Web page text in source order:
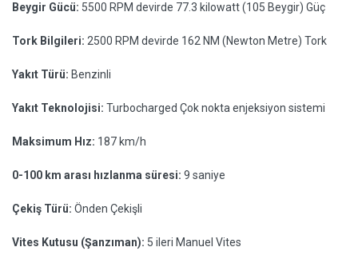
Beygir Gücü: 5500 RPM devirde 77.3 kilowatt (105 Beygir) Güç
Tork Bilgileri: 2500 RPM devirde 162 NM (Newton Metre) Tork
Yakıt Türü: Benzinli
Yakıt Teknolojisi: Turbocharged Çok nokta enjeksiyon sistemi
Maksimum Hız: 187 km/h
0-100 km arası hızlanma süresi: 9 saniye
Çekiş Türü: Önden Çekişli
Vites Kutusu (Şanzıman): 5 ileri Manuel Vites